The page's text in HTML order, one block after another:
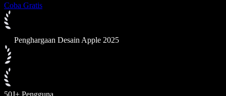
Coba Gratis
Penghargaan Desain Apple 2025
50J+ Pengguna